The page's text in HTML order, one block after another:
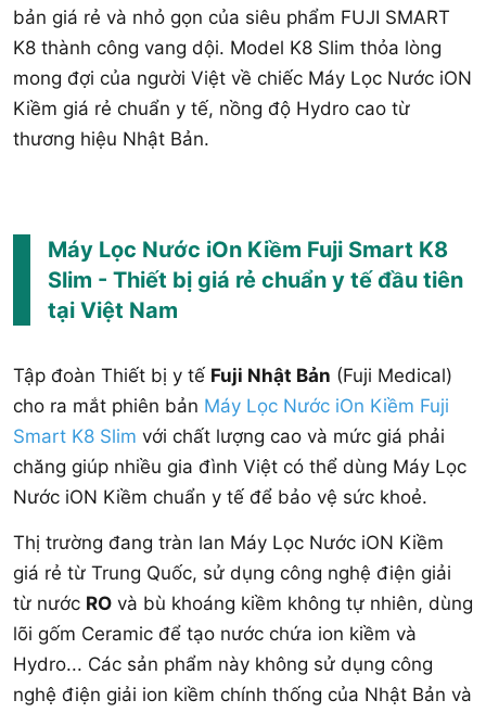
bản giá rẻ và nhỏ gọn của siêu phẩm FUJI SMART
K8 thành công vang dội. Model K8 Slim thỏa lòng
mong đợi của người Việt về chiếc Máy Lọc Nước iON
Kiềm giá rẻ chuẩn y tế, nồng độ Hydro cao từ
thương hiệu Nhật Bản.
Máy Lọc Nước iOn Kiềm Fuji Smart K8
Slim - Thiết bị giá rẻ chuẩn y tế đầu tiên
tại Việt Nam
Tập đoàn Thiết bị y tế Fuji Nhật Bản (Fuji Medical)
cho ra mắt phiên bản Máy Lọc Nước iOn Kiềm Fuji
Smart K8 Slim với chất lượng cao và mức giá phải
chăng giúp nhiều gia đình Việt có thể dùng Máy Lọc
Nước iON Kiềm chuẩn y tế để bảo vệ sức khoẻ.
Thị trường đang tràn lan Máy Lọc Nước iON Kiềm
giá rẻ từ Trung Quốc, sử dụng công nghệ điện giải
từ nước RO và bù khoáng kiềm không tự nhiên, dùng
lõi gốm Ceramic để tạo nước chứa ion kiềm và
Hydro... Các sản phẩm này không sử dụng công
nghệ điện giải ion kiềm chính thống của Nhật Bản và